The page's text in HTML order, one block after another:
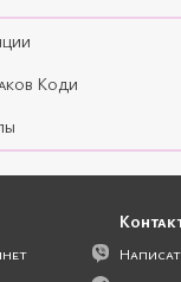
Коди